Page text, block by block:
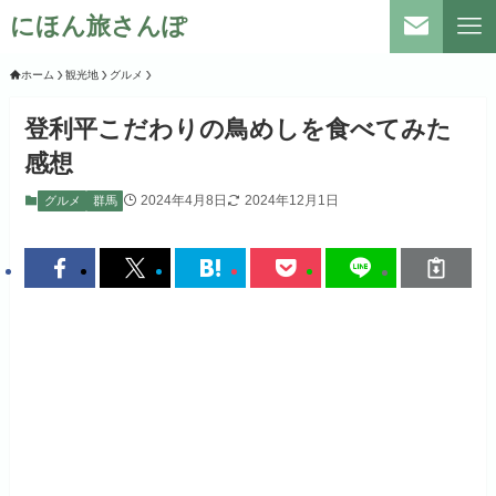
にほん旅さんぽ
ホーム 観光地 グルメ
登利平こだわりの鳥めしを食べてみた
感想
グルメ 群馬 2024年4月8日 2024年12月1日